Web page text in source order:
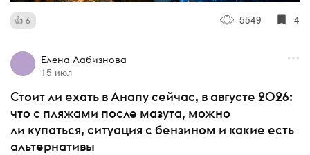
6 5549 4
Елена Лабизнова
15 июл
Стоит ли ехать в Анапу сейчас, в августе 2026:
что с пляжами после мазута, можно
ли купаться, ситуация с бензином и какие есть
альтернативы